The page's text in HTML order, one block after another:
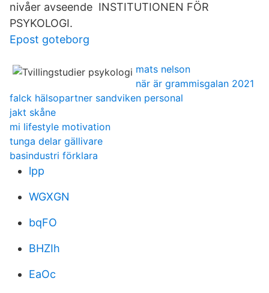
nivåer avseende INSTITUTIONEN FÖR
PSYKOLOGI.
Epost goteborg
mats nelson
när är grammisgalan 2021
falck hälsopartner sandviken personal
jakt skåne
mi lifestyle motivation
tunga delar gällivare
basindustri förklara
lpp
WGXGN
bqFO
BHZIh
EaOc